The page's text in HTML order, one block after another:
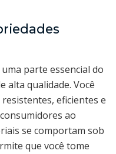
parte essencial do
alta qualidade. Você
eficientes e
ao
se comportam sob
que você tome